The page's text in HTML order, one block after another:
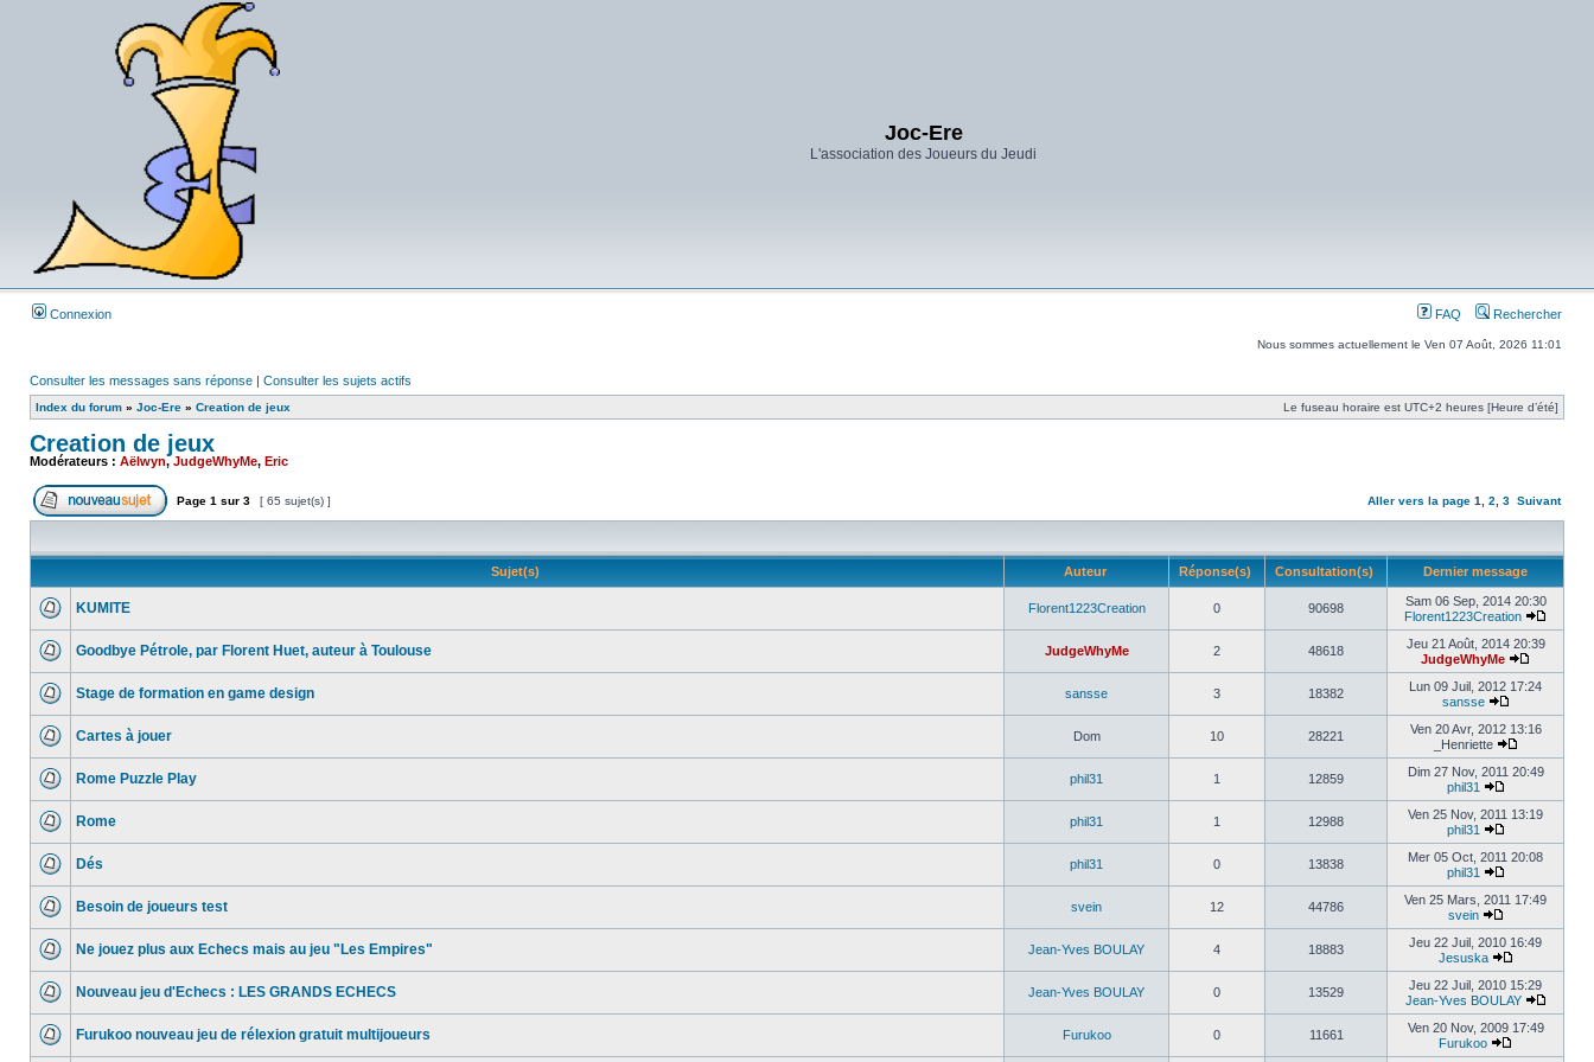
Joc-Ere
L'association des Joueurs du Jeudi
Connexion FAQ Rechercher
Nous sommes actuellement le Ven 07 Août, 2026 11:01
Consulter les messages sans réponse | Consulter les sujets actifs
Index du forum » Joc-Ere » Creation de jeux Le fuseau horaire est UTC+2 heures [Heure d’été]
Creation de jeux
Modérateurs : Aëlwyn,JudgeWhyMe, Eric
Page 1 sur 3 [ 65 sujet(s) ] Aller vers la page 1 2 3 Suivant
Sujet(s) Auteur Réponse(s) Consultation(s) Dernier message
KUMITE Florent1223Creation 0 90698
Sam 06 Sep, 2014 20:30
Florent1223Creation
Goodbye Pétrole, par Florent Huet, auteur à Toulouse JudgeWhyMe 2 48618
Jeu 21 Août, 2014 20:39
JudgeWhyMe
Stage de formation en game design sansse 3 18382
Lun 09 Juil, 2012 17:24
sansse
Cartes à jouer Dom 10 28221
Ven 20 Avr, 2012 13:16
_Henriette
Rome Puzzle Play phil31 1 12859
Dim 27 Nov, 2011 20:49
phil31
Rome phil31 1 12988
Ven 25 Nov, 2011 13:19
phil31
Dés phil31 0 13838
Mer 05 Oct, 2011 20:08
phil31
Besoin de joueurs test svein 12 44786
Ven 25 Mars, 2011 17:49
svein
Ne jouez plus aux Echecs mais au jeu "Les Empires" Jean-Yves BOULAY 4 18883
Jeu 22 Juil, 2010 16:49
Jesuska
Nouveau jeu d'Echecs : LES GRANDS ECHECS Jean-Yves BOULAY 0 13529
Jeu 22 Juil, 2010 15:29
Jean-Yves BOULAY
Furukoo nouveau jeu de rélexion gratuit multijoueurs Furukoo 0 11661
Ven 20 Nov, 2009 17:49
Furukoo